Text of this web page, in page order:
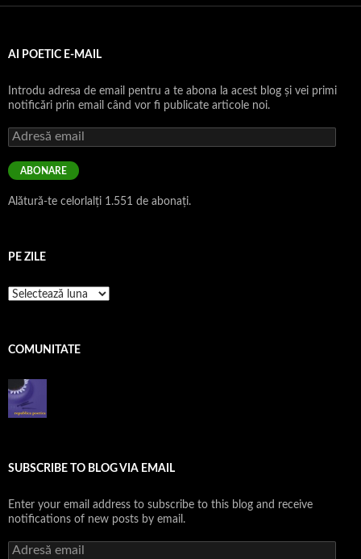
AI POETIC E-MAIL
Introdu adresa de email pentru a te abona la acest blog și vei primi
notificări prin email când vor fi publicate articole noi.
Adresă
email
ABONARE
Alătură-te celorlalți 1.551 de abonați.
PE ZILE
pe
COMUNITATE
SUBSCRIBE TO BLOG VIA EMAIL
Enter your email address to subscribe to this blog and receive
notifications of new posts by email.
Adresă